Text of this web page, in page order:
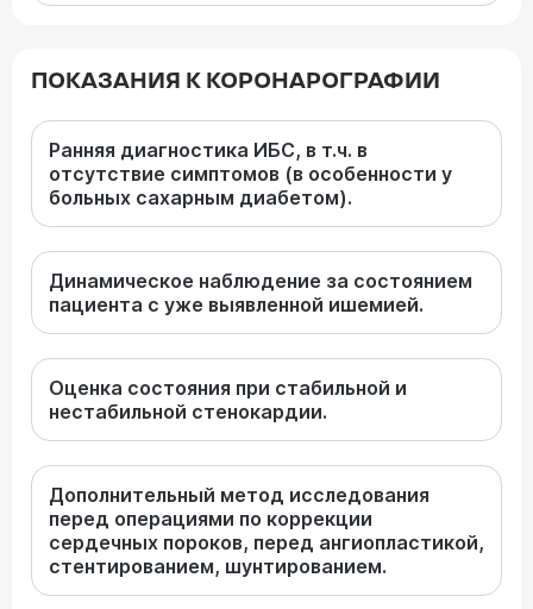
ПОКАЗАНИЯ К КОРОНАРОГРАФИИ
Ранняя диагностика ИБС, в т.ч. в
отсутствие симптомов (в особенности у
больных сахарным диабетом).
Динамическое наблюдение за состоянием
пациента с уже выявленной ишемией.
Оценка состояния при стабильной и
нестабильной стенокардии.
Дополнительный метод исследования
перед операциями по коррекции
сердечных пороков, перед ангиопластикой,
стентированием, шунтированием.